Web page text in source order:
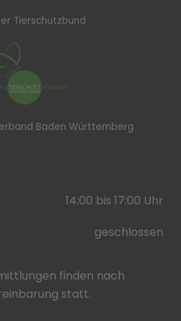
Tierschutzbund
Baden Württemberg
14:00 bis 17:00 Uhr
geschlossen
finden nach
statt.